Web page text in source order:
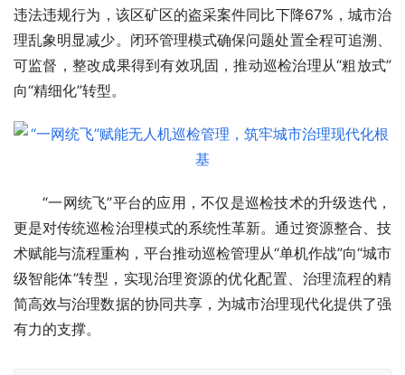
违法违规行为，该区矿区的盗采案件同比下降67%，城市治
理乱象明显减少。闭环管理模式确保问题处置全程可追溯、
可监督，整改成果得到有效巩固，推动巡检治理从“粗放式”
向“精细化”转型。
“一网统飞”平台的应用，不仅是巡检技术的升级迭代，
更是对传统巡检治理模式的系统性革新。通过资源整合、技
术赋能与流程重构，平台推动巡检管理从“单机作战”向“城市
级智能体”转型，实现治理资源的优化配置、治理流程的精
简高效与治理数据的协同共享，为城市治理现代化提供了强
有力的支撑。